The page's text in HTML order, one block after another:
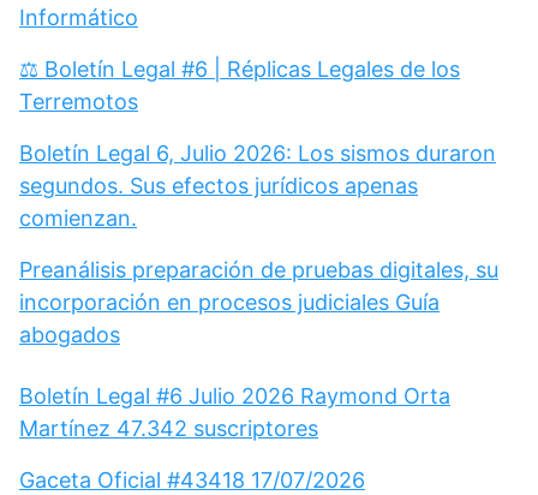
Informático
⚖️ Boletín Legal #6 | Réplicas Legales de los
Terremotos
Boletín Legal 6, Julio 2026: Los sismos duraron
segundos. Sus efectos jurídicos apenas
comienzan.
Preanálisis preparación de pruebas digitales, su
incorporación en procesos judiciales Guía
abogados
Boletín Legal #6 Julio 2026 Raymond Orta
Martínez 47.342 suscriptores
Gaceta Oficial #43418 17/07/2026